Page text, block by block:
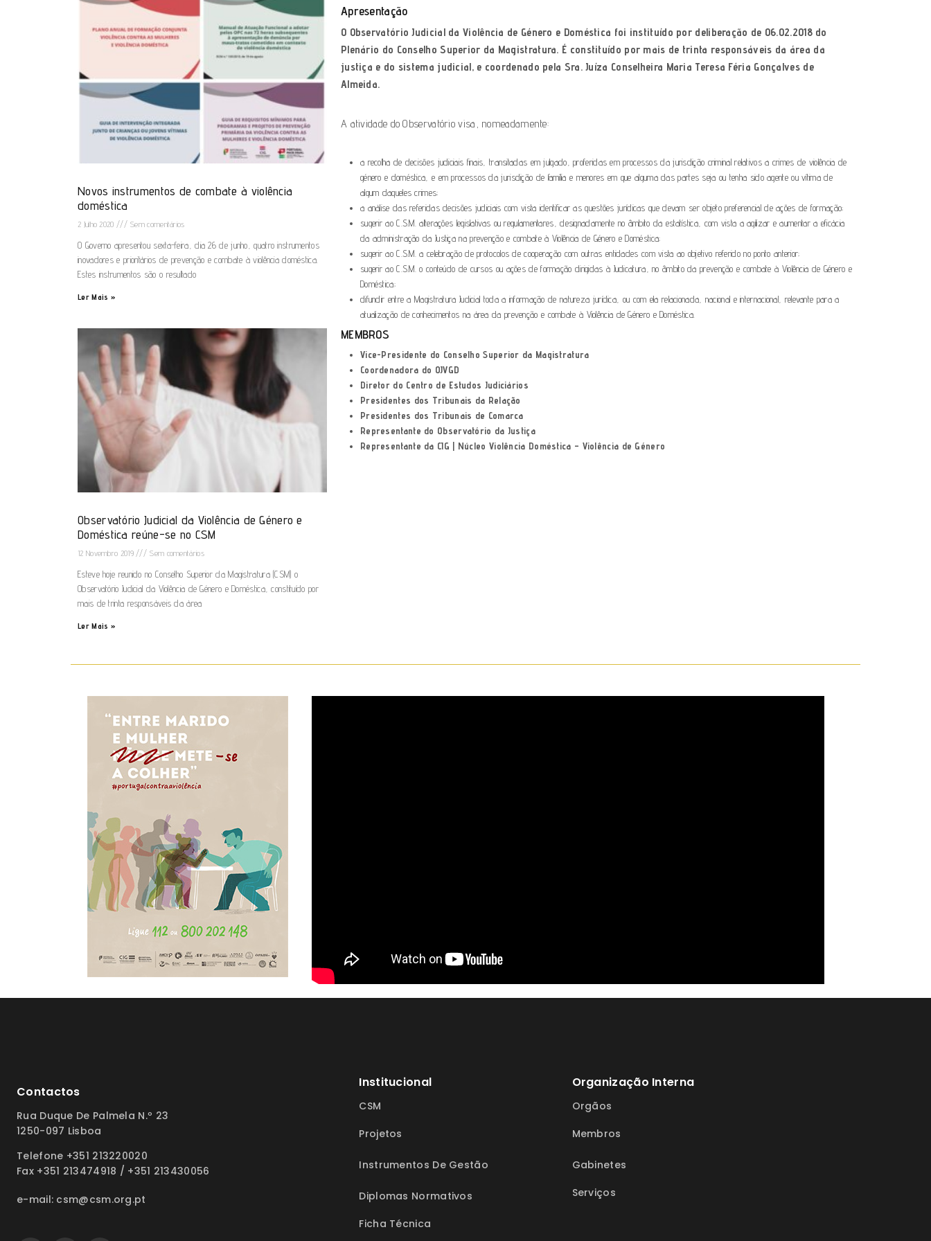
Novos instrumentos de combate à violência
doméstica
2 Julho 2020 Sem comentários
O Governo apresentou sexta-feira, dia 26 de junho, quatro instrumentos
inovadores e prioritários de prevenção e combate à violência doméstica.
Estes instrumentos são o resultado
Ler Mais »
Observatório Judicial da Violência de Género e
Doméstica reúne-se no CSM
12 Novembro 2019 Sem comentários
Esteve hoje reunido no Conselho Superior da Magistratura (CSM) o
Observatório Judicial da Violência de Género e Doméstica, constituído por
mais de trinta responsáveis da área
Ler Mais »
Apresentação
O Observatório Judicial da Violência de Género e Doméstica foi instituído por deliberação de 06.02.2018 do
Plenário do Conselho Superior da Magistratura. É constituído por mais de trinta responsáveis da área da
justiça e do sistema judicial, e coordenado pela Sra. Juíza Conselheira Maria Teresa Féria Gonçalves de
Almeida.
A atividade do Observatório visa, nomeadamente:
a recolha de decisões judiciais finais, transitadas em julgado, proferidas em processos da jurisdição criminal relativos a crimes de violência de
género e doméstica, e em processos da jurisdição de família e menores em que alguma das partes seja ou tenha sido agente ou vítima de
algum daqueles crimes;
a análise das referidas decisões judiciais com vista identificar as questões jurídicas que devam ser objeto preferencial de ações de formação;
sugerir ao C.S.M. alterações legislativas ou regulamentares, designadamente no âmbito da estatística, com vista a agilizar e aumentar a eficácia
da administração da Justiça na prevenção e combate à Violência de Género e Doméstica;
sugerir ao C.S.M. a celebração de protocolos de cooperação com outras entidades com vista ao objetivo referido no ponto anterior;
sugerir ao C.S.M. o conteúdo de cursos ou ações de formação dirigidas à Judicatura, no âmbito da prevenção e combate à Violência de Género e
Doméstica;
difundir entre a Magistratura Judicial toda a informação de natureza jurídica, ou com ela relacionada, nacional e internacional, relevante para a
atualização de conhecimentos na área da prevenção e combate à Violência de Género e Doméstica.
MEMBROS
Vice-Presidente do Conselho Superior da Magistratura
Coordenadora do OJVGD
Diretor do Centro de Estudos Judiciários
Presidentes dos Tribunais da Relação
Presidentes dos Tribunais de Comarca
Representante do Observatório da Justiça
Representante da CIG | Núcleo Violência Doméstica – Violência de Género
Contactos
Rua Duque De Palmela N.º 23
1250-097 Lisboa
Telefone +351 213220020
Fax +351 213474918 / +351 213430056
e-mail: csm@csm.org.pt
Institucional
CSM
Projetos
Instrumentos De Gestão
Diplomas Normativos
Ficha Técnica
Organização Interna
Orgãos
Membros
Gabinetes
Serviços